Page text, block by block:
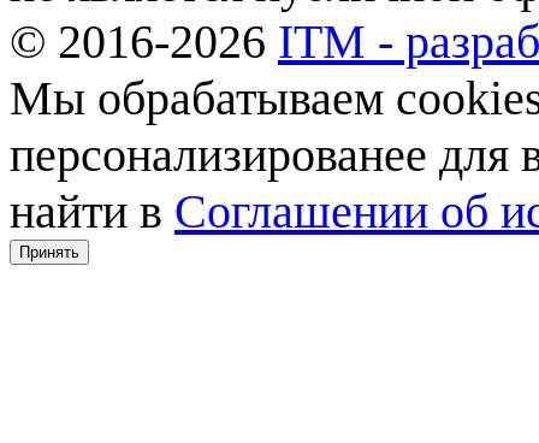
© 2016-2026 ITM -
Мы обрабатываем
персонализированее
найти в Соглашении об
Принять